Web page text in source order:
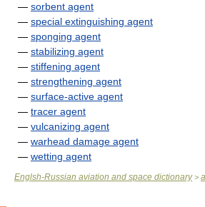
— sorbent agent
— special extinguishing agent
— sponging agent
— stabilizing agent
— stiffening agent
— strengthening agent
— surface-active agent
— tracer agent
— vulcanizing agent
— warhead damage agent
— wetting agent
Englsh-Russian aviation and space dictionary>